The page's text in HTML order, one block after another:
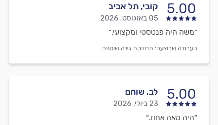
5.00 קובי, תל אביב
05 באוגוסט, 2026
״משה היה פנטסטי ומקצועי.״
העבודה שבוצעה: תחזוקת גינה שוטפת
5.00 לב, שוהם
23 ביולי, 2026
״היה מאה אחוז.״